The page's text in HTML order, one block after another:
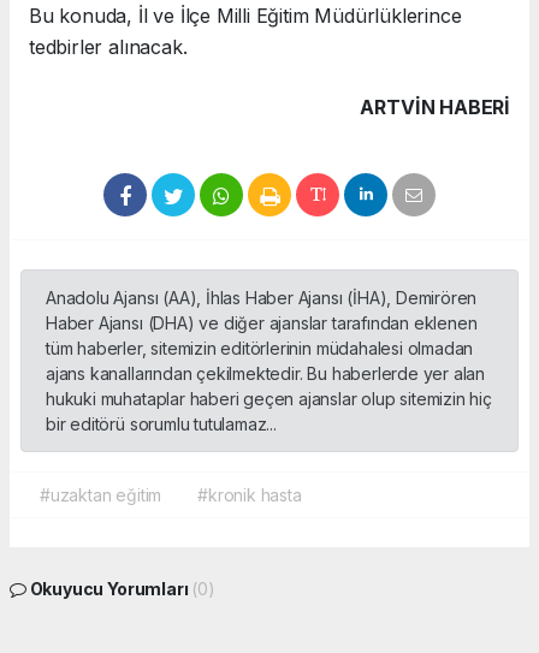
Bu konuda, İl ve İlçe Milli Eğitim Müdürlüklerince
tedbirler alınacak.
ARTVIN HABERİ
Anadolu Ajansı (AA), İhlas Haber Ajansı (İHA), Demirören
Haber Ajansı (DHA) ve diğer ajanslar tarafından eklenen
tüm haberler, sitemizin editörlerinin müdahalesi olmadan
ajans kanallarından çekilmektedir. Bu haberlerde yer alan
hukuki muhataplar haberi geçen ajanslar olup sitemizin hiç
bir editörü sorumlu tutulamaz...
#uzaktan eğitim #kronik hasta
Okuyucu Yorumları (0)